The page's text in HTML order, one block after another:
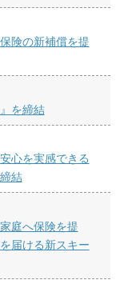
険の新補償を提
を締結
心を実感できる
結
庭へ保険を提
届ける新スキー